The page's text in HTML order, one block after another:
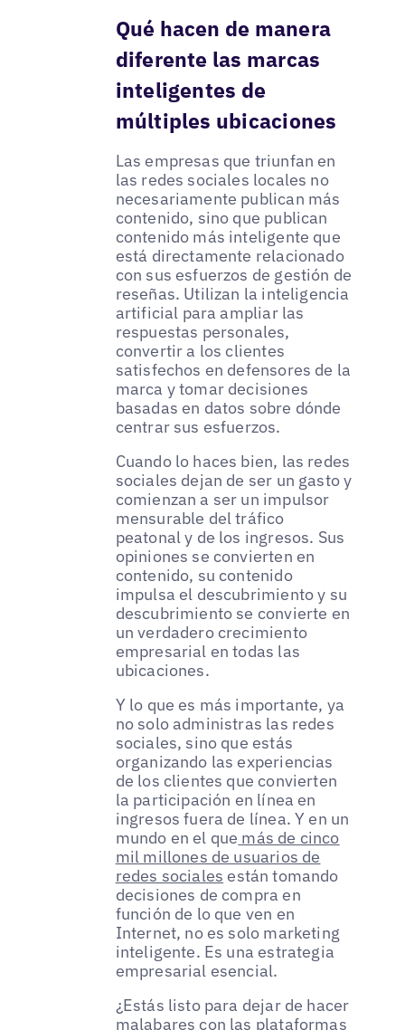
Qué hacen de manera
diferente las marcas
inteligentes de
múltiples ubicaciones
Las empresas que triunfan en
las redes sociales locales no
necesariamente publican más
contenido, sino que publican
contenido más inteligente que
está directamente relacionado
con sus esfuerzos de gestión de
reseñas. Utilizan la inteligencia
artificial para ampliar las
respuestas personales,
convertir a los clientes
satisfechos en defensores de la
marca y tomar decisiones
basadas en datos sobre dónde
centrar sus esfuerzos.
Cuando lo haces bien, las redes
sociales dejan de ser un gasto y
comienzan a ser un impulsor
mensurable del tráfico
peatonal y de los ingresos. Sus
opiniones se convierten en
contenido, su contenido
impulsa el descubrimiento y su
descubrimiento se convierte en
un verdadero crecimiento
empresarial en todas las
ubicaciones.
Y lo que es más importante, ya
no solo administras las redes
sociales, sino que estás
organizando las experiencias
de los clientes que convierten
la participación en línea en
ingresos fuera de línea. Y en un
mundo en el que más de cinco
mil millones de usuarios de
redes sociales están tomando
decisiones de compra en
función de lo que ven en
Internet, no es solo marketing
inteligente. Es una estrategia
empresarial esencial.
¿Estás listo para dejar de hacer
malabares con las plataformas